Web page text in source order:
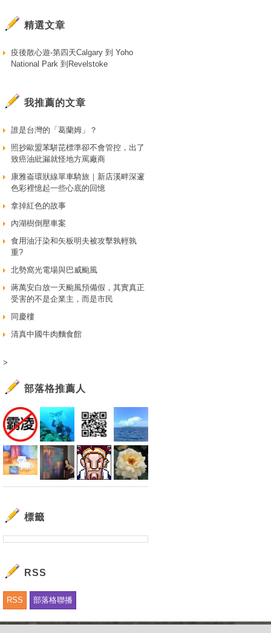
精選文章
疫後散心遊-第四天Calgary 到 Yoho
National Park 到Revelstoke
我推薦的文章
誰是台灣的「葛蘭姆」？
照抄歐盟苯駢芘標準卻不會管控，出了
致癌油紕漏就怪地方罵廠商
康雅崙環狀線單車騎旅｜新店溪畔深邃
色彩裡憶起一些心底的回憶
拿掉紅色的故事
內湖樹倒壓車案
食用油汙染和矢板明夫被攻擊孰輕孰
重?
北勢窩光電場與巴威颱風
蔣萬安白放一天颱風預備假，其實真正
受害的不是企業主，而是市民
同慶樓
清真中國牛肉麵食館
>
部落格推薦人
標籤
RSS
RSS 部落格聯播